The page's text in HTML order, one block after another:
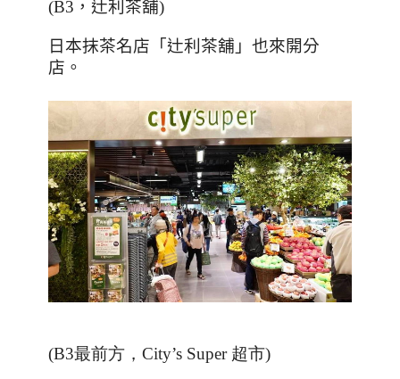
(B3， 辻利茶舖)
日本抹茶名店 「辻利茶舖 」 也來開分
店。
(B3最前方，City’s Super 超市)